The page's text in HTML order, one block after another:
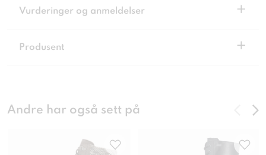
Vurderinger og anmeldelser +
Produsent +
Andre har også sett på